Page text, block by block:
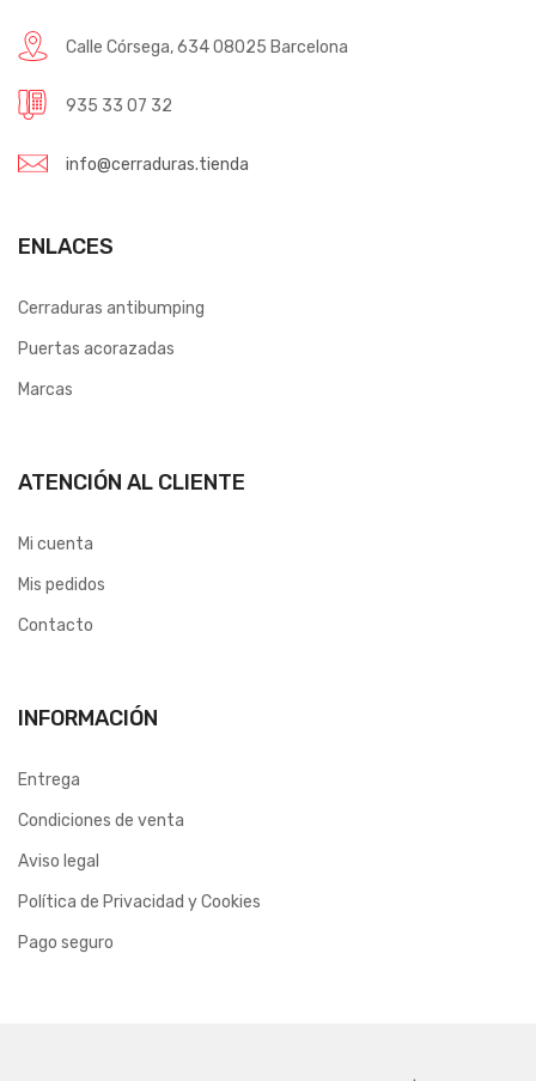
Calle Córsega, 634 08025 Barcelona
935 33 07 32
info@cerraduras.tienda
ENLACES
Cerraduras antibumping
Puertas acorazadas
Marcas
ATENCIÓN AL CLIENTE
Mi cuenta
Mis pedidos
Contacto
INFORMACIÓN
Entrega
Condiciones de venta
Aviso legal
Política de Privacidad y Cookies
Pago seguro